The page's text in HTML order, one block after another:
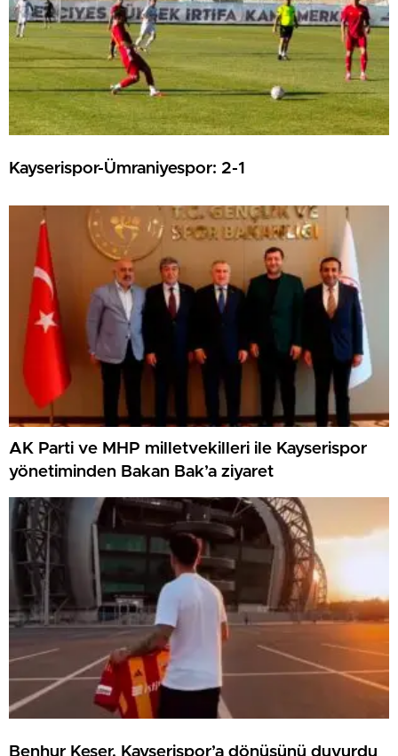
Kayserispor-Ümraniyespor: 2-1
AK Parti ve MHP milletvekilleri ile Kayserispor
yönetiminden Bakan Bak’a ziyaret
Benhur Keser, Kayserispor’a dönüşünü duyurdu